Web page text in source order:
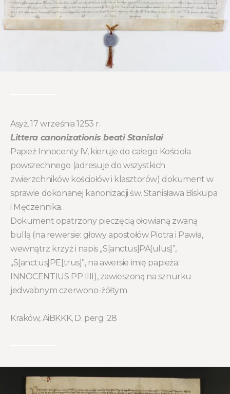
Asyż, 17 września 1253 r.
Littera canonizationis beati Stanislai
Papież Innocenty IV, kieruje do całego Kościoła
powszechnego (adresuje do wszystkich
zwierzchników kościołów i klasztorów) dokument w
sprawie dokonanej kanonizacji św. Stanisława Biskupa
i Męczennika.
Dokument opatrzony pieczęcią ołowianą zwaną
bullą (na rewersie: głowy apostołów Piotra i Pawła,
wewnątrz krzyż i napis „S[anctus]PA[ulus]”,
„S[anctus]PE[trus]”, na awersie imię papieża:
INNOCENTIUS PP IIII), zawieszoną na sznurku
jedwabnym czerwono-żółtym.
Kraków, AiBKKK, D. perg. 28